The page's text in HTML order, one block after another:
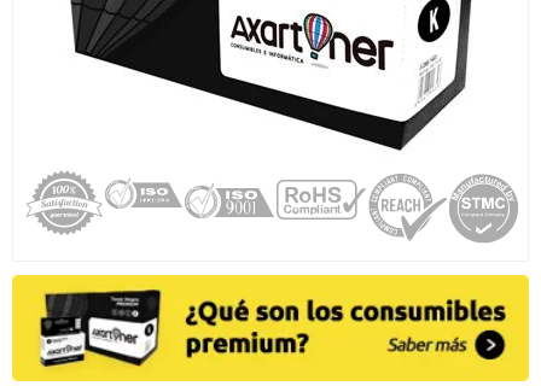
Recibe nuestras promociones y ofertas suscribiéndote a nuestro
boletin de noticias
Ventajas para miembros
Accede a descuentos exclusivos y ofertas en toda la gama de
registro distribuidor